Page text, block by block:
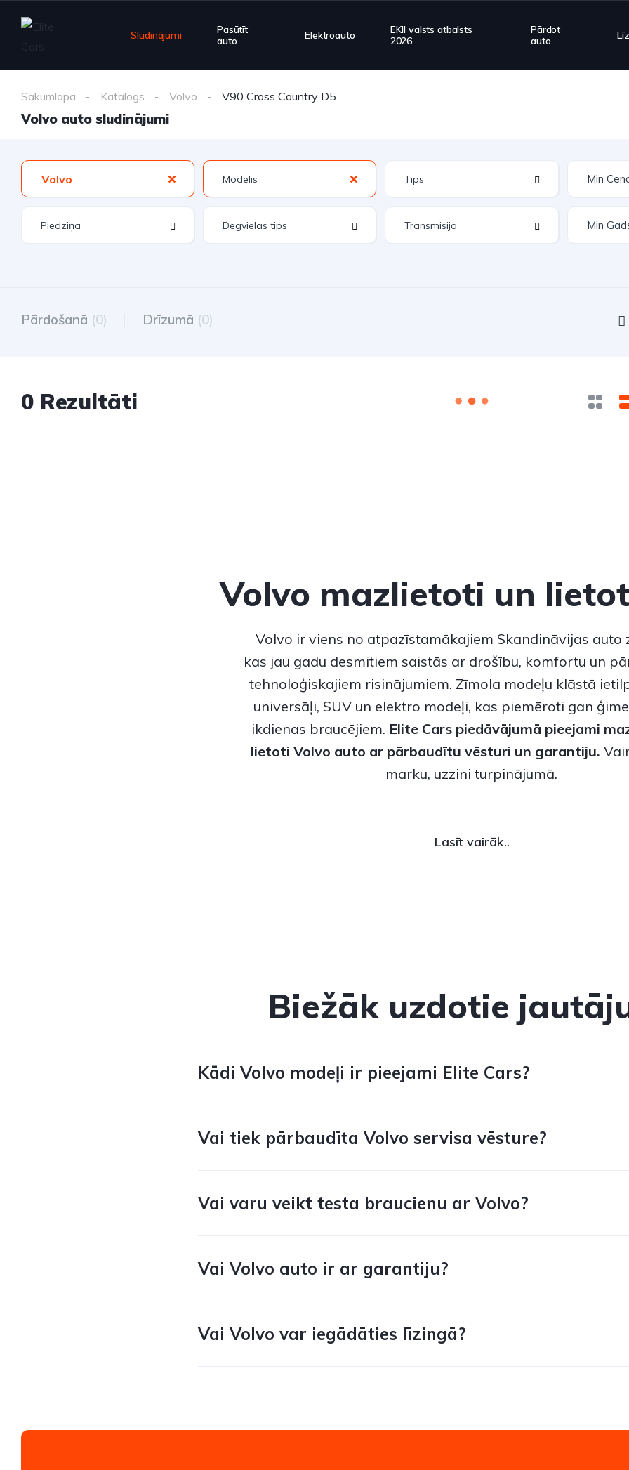
Sludinājumi
Pasūtīt
auto
Elektroauto
EKII valsts atbalsts
2026
Pārdot
auto
Sākumlapa Katalogs Volvo V90 Cross Country D5
Volvo auto sludinājumi
Volvo
Pārdošanā (0) Drīzumā (0)
0 Rezultāti
Volvo mazlietoti un
Volvo ir viens no atpazīstamākajiem Skandināvijas auto
kas jau gadu desmitiem saistās ar drošību, komfortu un
tehnoloģiskajiem risinājumiem. Zīmola modeļu klāstā
universāļi, SUV un elektro modeļi, kas piemēroti gan
ikdienas braucējiem. Elite Cars piedāvājumā pieejami
lietoti Volvo auto ar pārbaudītu vēsturi un garantiju.
marku, uzzini turpinājumā.
Lasīt vairāk..
Biežāk uzdotie
Kādi Volvo modeļi ir pieejami Elite Cars?
Vai tiek pārbaudīta Volvo servisa vēsture?
Vai varu veikt testa braucienu ar Volvo?
Vai Volvo auto ir ar garantiju?
Vai Volvo var iegādāties līzingā?